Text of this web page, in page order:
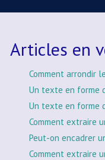
Articles en
Comment arrondir
Un texte en forme
Un texte en forme
Comment extraire
Peut-on encadrer
Comment extraire